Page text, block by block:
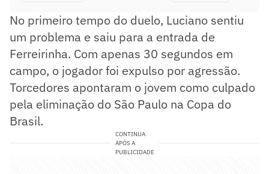
No primeiro tempo do duelo, Luciano sentiu
um problema e saiu para a entrada de
Ferreirinha. Com apenas 30 segundos em
campo, o jogador foi expulso por agressão.
Torcedores apontaram o jovem como culpado
pela eliminação do São Paulo na Copa do
Brasil.
CONTINUA
APÓS A
PUBLICIDADE